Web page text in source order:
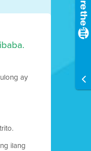
ay
ilang